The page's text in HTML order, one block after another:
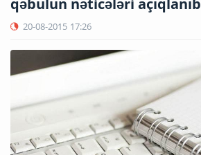
20-08-2015 17:26